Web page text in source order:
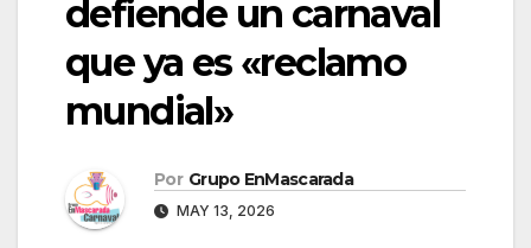
defiende un carnaval
que ya es «reclamo
mundial»
Por Grupo EnMascarada
MAY 13, 2026